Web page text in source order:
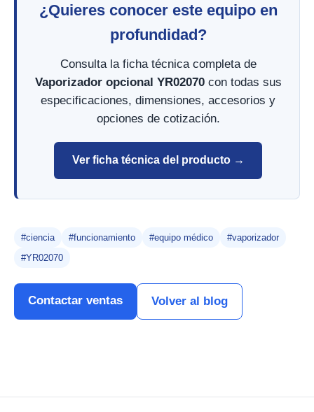
¿Quieres conocer este equipo en
profundidad?
Consulta la ficha técnica completa de
Vaporizador opcional YR02070con todas sus
especificaciones, dimensiones, accesorios y
opciones de cotización.
Ver ficha técnica del producto →
#ciencia #funcionamiento #equipo médico
#vaporizador
#YR02070
Contactar ventas Volver al blog